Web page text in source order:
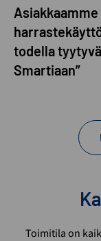
todella
Smartiaan”
Toimitila on